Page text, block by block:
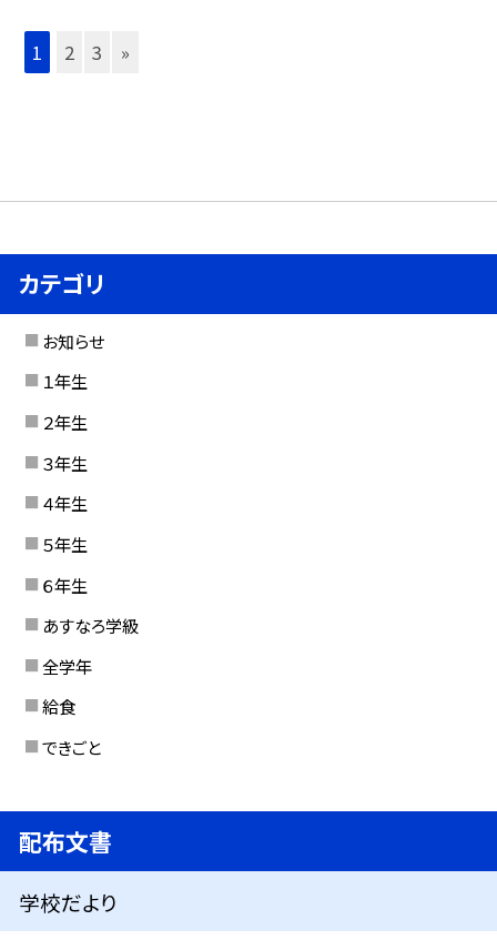
1 2 3 »
カテゴリ
お知らせ
１年生
２年生
３年生
４年生
５年生
６年生
あすなろ学級
全学年
給食
できごと
配布文書
学校だより